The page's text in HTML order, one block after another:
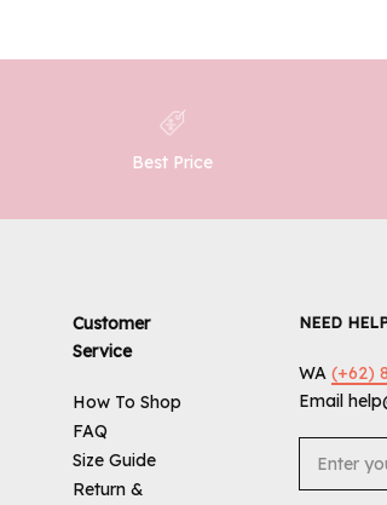
Best Price
Customer
Service
How To Shop
FAQ
Size Guide
Return &
NEED
WA(+62)
Email